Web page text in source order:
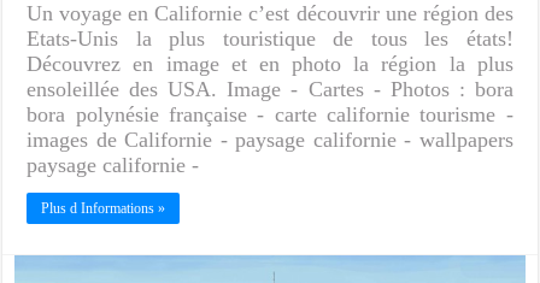
Un voyage en Californie c’est découvrir une région des
Etats-Unis la plus touristique de tous les états!
Découvrez en image et en photo la région la plus
ensoleillée des USA. Image - Cartes - Photos : bora
bora polynésie française - carte californie tourisme -
images de Californie - paysage californie - wallpapers
paysage californie -
Plus d Informations »